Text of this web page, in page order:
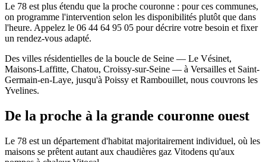
Le 78 est plus étendu que la proche couronne : pour ces communes,
on programme l'intervention selon les disponibilités plutôt que dans
l'heure. Appelez le 06 44 64 95 05 pour décrire votre besoin et fixer
un rendez-vous adapté.
Des villes résidentielles de la boucle de Seine — Le Vésinet,
Maisons-Laffitte, Chatou, Croissy-sur-Seine — à Versailles et Saint-
Germain-en-Laye, jusqu'à Poissy et Rambouillet, nous couvrons les
Yvelines.
De la proche à la grande couronne ouest
Le 78 est un département d'habitat majoritairement individuel, où les
maisons se prêtent autant aux chaudières gaz Vitodens qu'aux